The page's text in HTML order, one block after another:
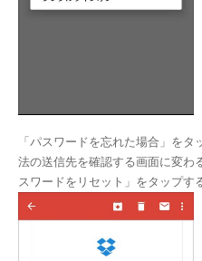
「パスワードを忘れた場合」を
法の送信先を確認する画面に変わ
スワードをリセット」をタップす